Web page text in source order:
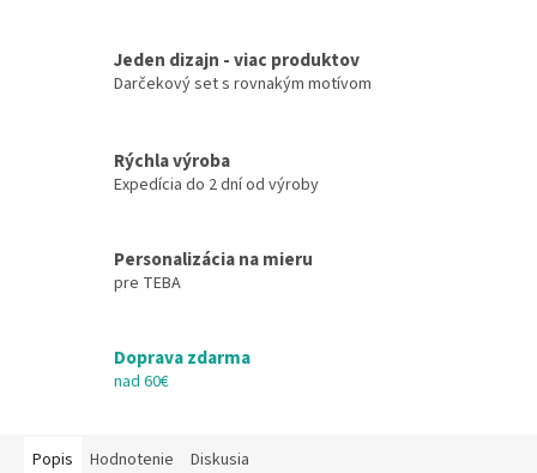
Jeden dizajn - viac produktov
Darčekový set s rovnakým motívom
Rýchla výroba
Expedícia do 2 dní od výroby
Personalizácia na mieru
pre TEBA
Doprava zdarma
nad 60€
Popis Hodnotenie Diskusia